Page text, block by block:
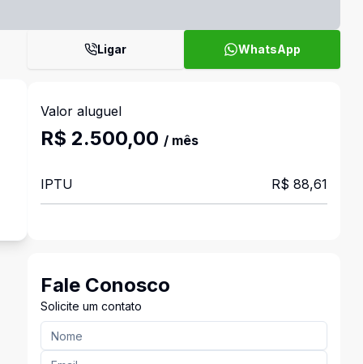
Ligar WhatsApp
Valor aluguel
R$ 2.500,00 / mês
IPTU R$ 88,61
Fale Conosco
Solicite um contato